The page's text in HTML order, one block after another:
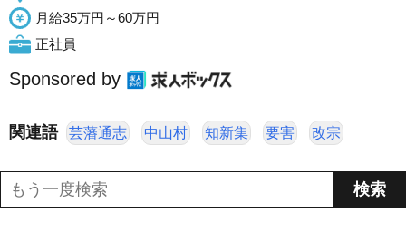
月給35万円～60万円
正社員
Sponsored by
関連語 芸藩通志 中山村 知新集 要害 改宗